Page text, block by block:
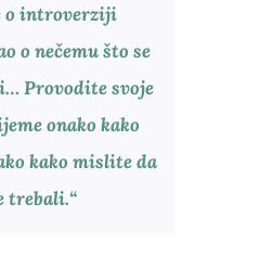
o introverziji
o nečemu što se
Provodite svoje
onako kako
kako mislite da
trebali.“